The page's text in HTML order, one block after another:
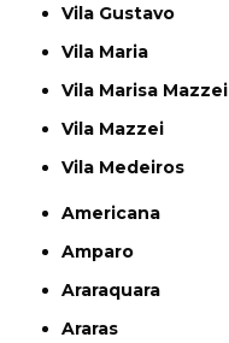
Vila Gustavo
Vila Maria
Vila Marisa Mazzei
Vila Mazzei
Vila Medeiros
Americana
Amparo
Araraquara
Araras